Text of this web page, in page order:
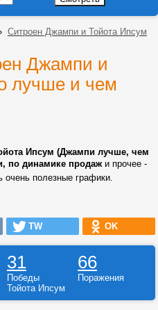
Ситроен Джампи и Тойота Ипсум
Джампи и
лучше и чем
Ипсум (Джампи лучше, чем
по динамике продажи прочее -
очень полезные графики.
TW OK
31 66
Победы
Поражения
Тойота Ипсум